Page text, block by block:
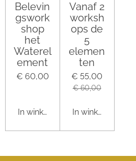
Belevin
gswork
shop
het
Waterel
ement
€ 60,00
In winkelwagen
Vanaf 2
worksh
ops de
5
elemen
ten
€ 55,00
€ 60,00
In winkelwagen